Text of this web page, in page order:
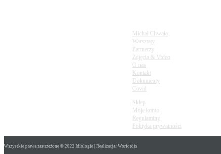
Michał Chwała
Warsztaty
Partnerzy
Zdjęcia & Video
O nas
Kontakt
Dokumenty
Covid
Sklep
Moje konto
Regulaminy
Polityka prywatności
Wszystkie prawa zastrzeżone © 2022 Idiologie | Realizacja: Worfordis